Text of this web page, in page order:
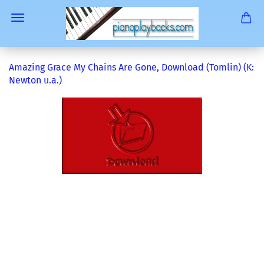
Amazing Grace My Chains Are Gone, Download (Tomlin) (K:
Newton u.a.)